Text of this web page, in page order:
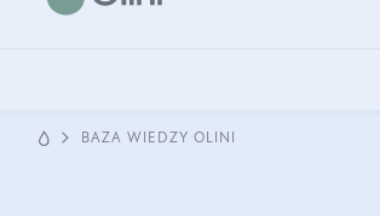
BAZA WIEDZY OLINI